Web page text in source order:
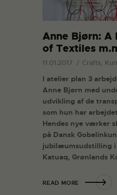
Anne Bjørn: A
of Textiles
11.01.2017 Crafts,
I atelier plan 3
Anne Bjørn med
udvikling af de
som hun har
Hendes nye værker
på Dansk
jubilæumsudstilling i
Katuaq, Grønlands
READ MORE